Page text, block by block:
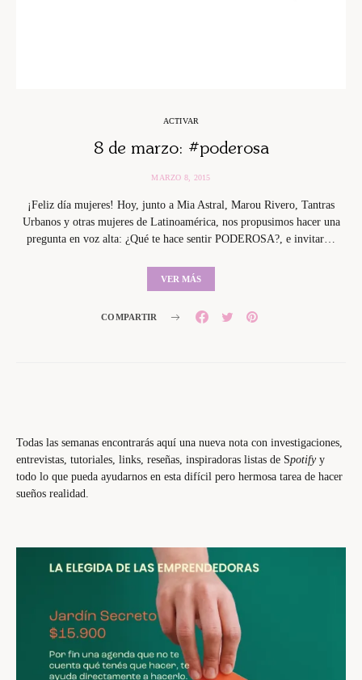
ACTIVAR
8 de marzo: #poderosa
MARZO 8, 2015
¡Feliz día mujeres! Hoy, junto a Mia Astral, Marou Rivero, Tantras
Urbanos y otras mujeres de Latinoamérica, nos propusimos hacer una
pregunta en voz alta: ¿Qué te hace sentir PODEROSA?, e invitar…
VER MÁS
COMPARTIR
Todas las semanas encontrarás aquí una nueva nota con investigaciones,
entrevistas, tutoriales, links, reseñas, inspiradoras listas de Spotify y
todo lo que pueda ayudarnos en esta difícil pero hermosa tarea de hacer
sueños realidad.